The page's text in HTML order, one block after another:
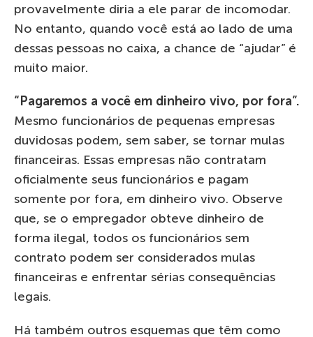
provavelmente diria a ele parar de incomodar.
No entanto, quando você está ao lado de uma
dessas pessoas no caixa, a chance de “ajudar” é
muito maior.
“Pagaremos a você em dinheiro vivo, por fora”.
Mesmo funcionários de pequenas empresas
duvidosas podem, sem saber, se tornar mulas
financeiras. Essas empresas não contratam
oficialmente seus funcionários e pagam
somente por fora, em dinheiro vivo. Observe
que, se o empregador obteve dinheiro de
forma ilegal, todos os funcionários sem
contrato podem ser considerados mulas
financeiras e enfrentar sérias consequências
legais.
Há também outros esquemas que têm como